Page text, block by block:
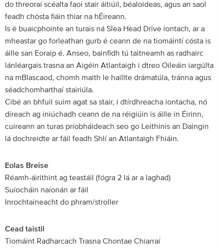
do threoraí scéalta faoi stair áitiúil, béaloideas, agus an saol
feadh chósta fiáin thiar na hÉireann.
Is é buaicphointe an turais ná Slea Head Drive iontach, ar a
mheastar go forleathan gurb é ceann de na tiomáintí cósta is
áille san Eoraip é. Anseo, bainfidh tú taitneamh as radhairc
lánléargais trasna an Aigéin Atlantaigh i dtreo Oileáin iargúlta
na mBlascaod, chomh maith le haillte drámatúla, tránna agus
séadchomharthaí stairiúla.
Cibé an bhfuil suim agat sa stair, i dtírdhreacha iontacha, nó
díreach ag iniúchadh ceann de na réigiúin is áille in Éirinn,
cuireann an turas príobháideach seo go Leithinis an Daingin
lá dochreidte ar fáil feadh Shlí an Atlantaigh Fhiáin.
Eolas Breise
Réamh-áirithint ag teastáil (fógra 2 lá ar a laghad)
Suíocháin naíonán ar fáil
Inrochtaineacht do phram/stroller
Cead taistil
Tiomáint Radharcach Trasna Chontae Chiarraí